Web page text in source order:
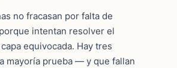
no fracasan por falta de
intentan resolver el
equivocada. Hay tres
mayoría prueba — y que fallan